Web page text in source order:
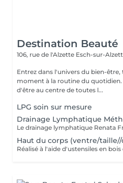
Destination Beauté
106, rue de l'Alzette Esch-sur-
Entrez dans l'univers du bien-
moment à la routine du quotidien. Accordez-vous le plaisir
d'être au centre de toutes l...
LPG soin sur mesure
Drainage Lymphatique
Haut du corps (ventre/